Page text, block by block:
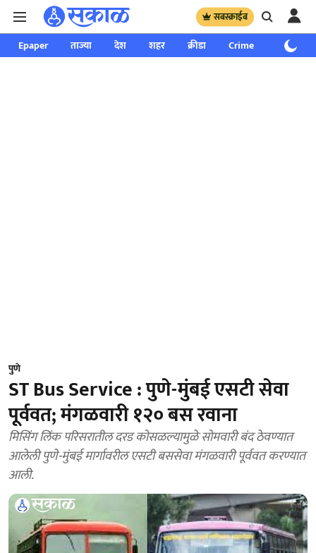
सबस्क्राईब
Epaper ताज्या देश शहर क्रीडा Crime साप्ताहिक
पुणे
ST Bus Service : पुणे-मुंबई एसटी सेवा
पूर्ववत; मंगळवारी १२० बस रवाना
मिसिंग लिंक परिसरातील दरड कोसळल्यामुळे सोमवारी बंद ठेवण्यात
आलेली पुणे-मुंबई मार्गावरील एसटी बससेवा मंगळवारी पूर्ववत करण्यात
आली.